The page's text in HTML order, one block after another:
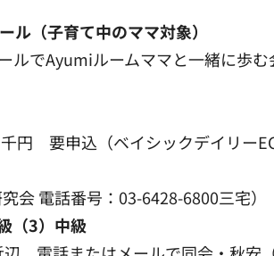
（子育て中のママ対象）
Ayumiルームママと一緒に歩む
要申込（ベイシックデイリーEC
電話番号：03-6428-6800三宅）
（3）中級